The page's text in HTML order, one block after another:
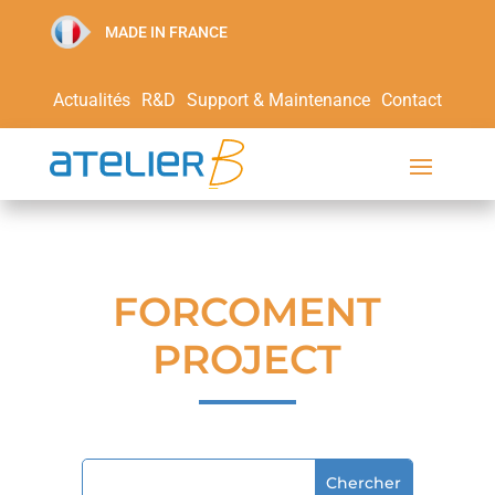
MADE IN FRANCE
Actualités R&D Support & Maintenance Contact
FORCOMENT
PROJECT